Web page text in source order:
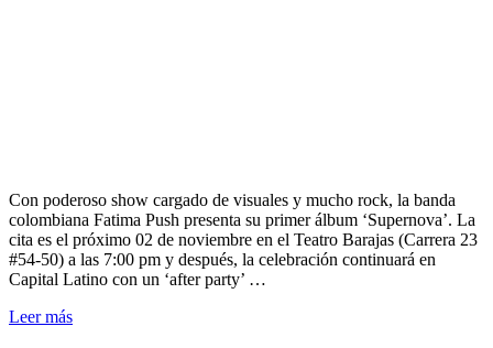
Con poderoso show cargado de visuales y mucho rock, la banda
colombiana Fatima Push presenta su primer álbum ‘Supernova’. La
cita es el próximo 02 de noviembre en el Teatro Barajas (Carrera 23
#54-50) a las 7:00 pm y después, la celebración continuará en
Capital Latino con un ‘after party’ …
Leer más